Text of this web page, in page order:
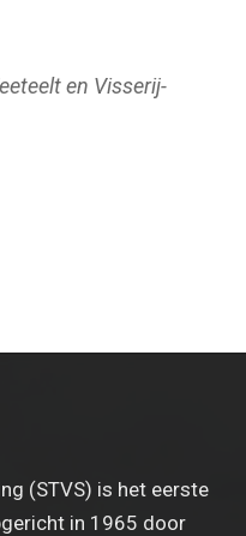
en Visserij-
(STVS) is het eerste
in 1965 door